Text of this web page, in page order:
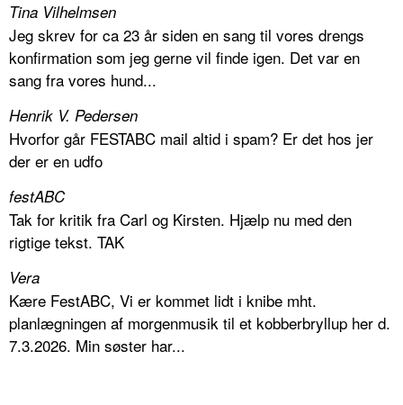
Tina Vilhelmsen
Jeg skrev for ca 23 år siden en sang til vores drengs
konfirmation som jeg gerne vil finde igen. Det var en
sang fra vores hund...
Henrik V. Pedersen
Hvorfor går FESTABC mail altid i spam? Er det hos jer
der er en udfo
festABC
Tak for kritik fra Carl og Kirsten. Hjælp nu med den
rigtige tekst. TAK
Vera
Kære FestABC, Vi er kommet lidt i knibe mht.
planlægningen af morgenmusik til et kobberbryllup her d.
7.3.2026. Min søster har...